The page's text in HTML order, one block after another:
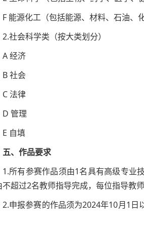
F 能源化工（包括能源、材料、石油、
2.社会科学类（按大类划分）
A 经济
B 社会
C 法律
D 管理
E 自填
五、作品要求
1.所有参赛作品须由1名具有高级专业
不超过2名教师指导完成，每位指导教
2.申报参赛的作品须为2024年10月1日